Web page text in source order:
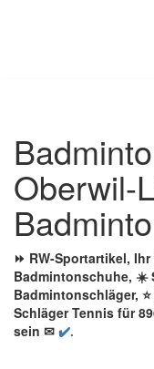
Oberwil-
⏩ RW-Sportartikel,
Badmintonschuhe, ☀️
Badmintonschläger,
Schläger Tennis für
sein ✉ ✔️.